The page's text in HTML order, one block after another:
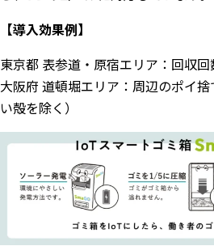
【導入効果例】
東京都 表参道・原宿エリア：回収
大阪府 道頓堀エリア：周辺のポイ
い殻を除く）